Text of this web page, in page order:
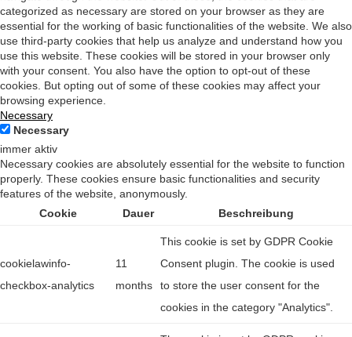
categorized as necessary are stored on your browser as they are
essential for the working of basic functionalities of the website. We also
use third-party cookies that help us analyze and understand how you
use this website. These cookies will be stored in your browser only
with your consent. You also have the option to opt-out of these
cookies. But opting out of some of these cookies may affect your
browsing experience.
Necessary
Necessary
immer aktiv
Necessary cookies are absolutely essential for the website to function
properly. These cookies ensure basic functionalities and security
features of the website, anonymously.
Cookie
Dauer Beschreibung
cookielawinfo-
checkbox-analytics
11
months
This cookie is set by GDPR Cookie
Consent plugin. The cookie is used
to store the user consent for the
cookies in the category "Analytics".